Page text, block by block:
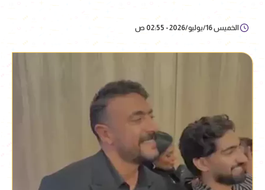
الخميس 16/يوليو/2026 - 02:55 ص